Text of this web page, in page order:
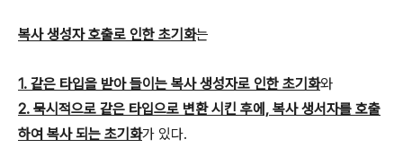
복사 생성자 호출로 인한 초기화는
1. 같은 타입을 받아 들이는 복사 생성자로 인한 초기화와
2. 묵시적으로 같은 타입으로 변환 시킨 후에, 복사 생서자를 호출
하여 복사 되는 초기화가 있다.